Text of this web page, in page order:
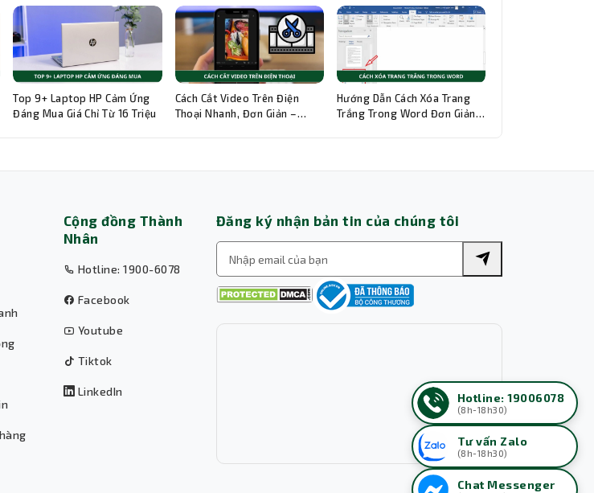
Top 9+ Laptop HP Cảm Ứng
Đáng Mua Giá Chỉ Từ 16 Triệu
Cách Cắt Video Trên Điện
Thoại Nhanh, Đơn Giản –
Hướng Dẫn Cách Xóa Trang
Trắng Trong Word Đơn Giản,
Cộng đồng Thành
Nhân
Hotline: 1900-6078
Facebook
Youtube
Tiktok
LinkedIn
Đăng ký nhận bản tin của chúng tôi
Hotline: 19006078
(8h-18h30)
Tư vấn Zalo
(8h-18h30)
Chat Messenger
Thành Nhân TNC
Trợ lý AI • Phản hồi tức thì